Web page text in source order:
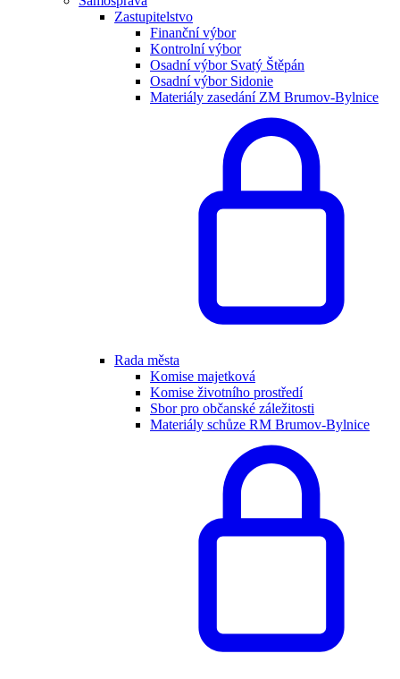
Zastupitelstvo
Finanční výbor
Kontrolní výbor
Osadní výbor Svatý Štěpán
Osadní výbor Sidonie
Materiály zasedání ZM Brumov-Bylnice
Rada města
Komise majetková
Komise životního prostředí
Sbor pro občanské záležitosti
Materiály schůze RM Brumov-Bylnice